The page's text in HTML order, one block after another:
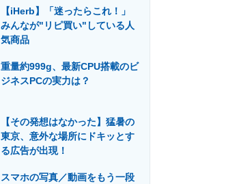
建設×テクノロジーの最前線
【iHerb】「迷ったらこれ！」
みんなが"リピ買い"している人
気商品
重量約999g、最新CPU搭載のビ
ジネスPCの実力は？
【その発想はなかった】猛暑の
東京、意外な場所にドキッとす
る広告が出現！
スマホの写真／動画をもう一段